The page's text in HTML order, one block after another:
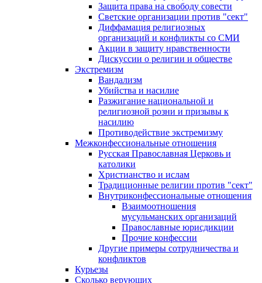
Защита права на свободу совести
Светские организации против "сект"
Диффамация религиозных
организаций и конфликты со СМИ
Акции в защиту нравственности
Дискуссии о религии и обществе
Экстремизм
Вандализм
Убийства и насилие
Разжигание национальной и
религиозной розни и призывы к
насилию
Противодействие экстремизму
Межконфессиональные отношения
Русская Православная Церковь и
католики
Христианство и ислам
Традиционные религии против "сект"
Внутриконфессиональные отношения
Взаимоотношения
мусульманских организаций
Православные юрисдикции
Прочие конфессии
Другие примеры сотрудничества и
конфликтов
Курьезы
Сколько верующих